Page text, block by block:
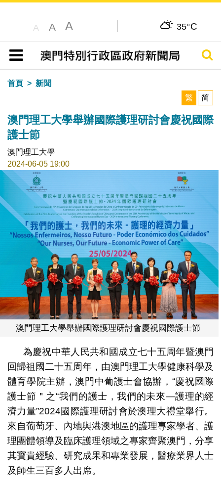
A A A 35°C
目錄
搜尋
首頁
新聞
繁
简
澳門理工大學舉辦國際護理研討會慶祝國際
護士節
澳門理工大學
2024-06-05 19:00
澳門理工大學舉辦國際護理研討會慶祝國際護士節
為慶祝中華人民共和國成立七十五周年暨澳門
回歸祖國二十五周年，由澳門理工大學健康科學及
體育學院主辦，澳門中葡護士會協辦，“慶祝國際
護士節＂之“我們的護士，我們的未來—護理的經
濟力量”2024國際護理研討會於澳理大禮堂舉行。
來自葡萄牙、內地與港澳地區的護理專家學者、護
理團體領導及臨床護理領域之專家齊聚澳門，分享
其寶貴經驗、研究成果和專業發展，醫療業界人士
及師生三百多人出席。